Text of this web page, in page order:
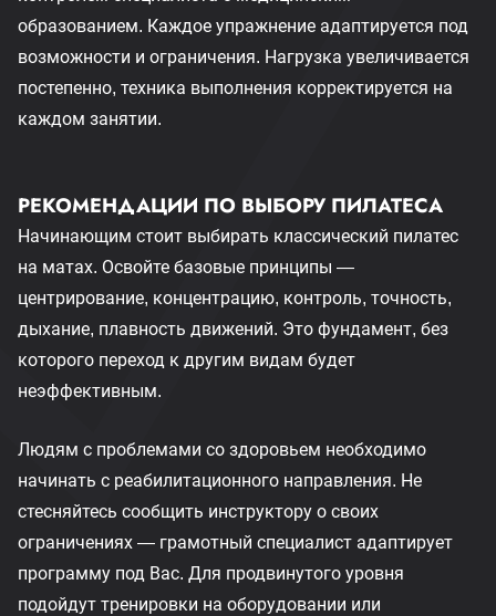
образованием. Каждое упражнение адаптируется под
возможности и ограничения. Нагрузка увеличивается
постепенно, техника выполнения корректируется на
каждом занятии.
РЕКОМЕНДАЦИИ ПО ВЫБОРУ ПИЛАТЕСА
Начинающим стоит выбирать классический пилатес
на матах. Освойте базовые принципы —
центрирование, концентрацию, контроль, точность,
дыхание, плавность движений. Это фундамент, без
которого переход к другим видам будет
неэффективным.
Людям с проблемами со здоровьем необходимо
начинать с реабилитационного направления. Не
стесняйтесь сообщить инструктору о своих
ограничениях — грамотный специалист адаптирует
программу под Вас. Для продвинутого уровня
подойдут тренировки на оборудовании или